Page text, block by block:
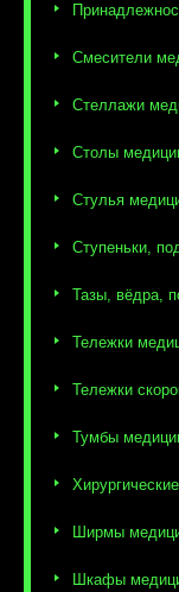
Смесители
Стеллажи
Столы
Стулья
Ступеньки,
Тазы, вёдра,
Тележки
Тележки
Тумбы
Ширмы
Шкафы